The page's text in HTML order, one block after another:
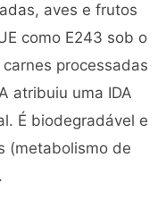
aves e frutos
como E243 sob o
processadas
atribuiu uma IDA
É biodegradável e
(metabolismo de